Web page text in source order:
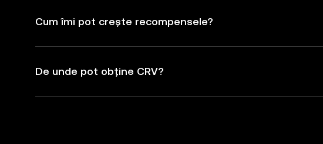
Cum îmi pot crește recompensele?
De unde pot obține CRV?